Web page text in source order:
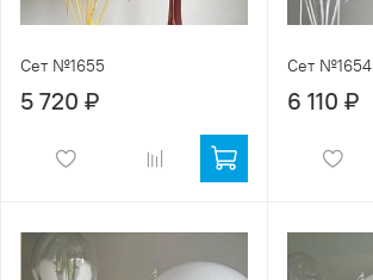
Сет №1655
5 720 ₽
Сет №1654
6 110 ₽